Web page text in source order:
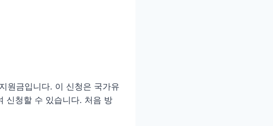
원금입니다. 이 신청은 국가유
신청할 수 있습니다. 처음 방